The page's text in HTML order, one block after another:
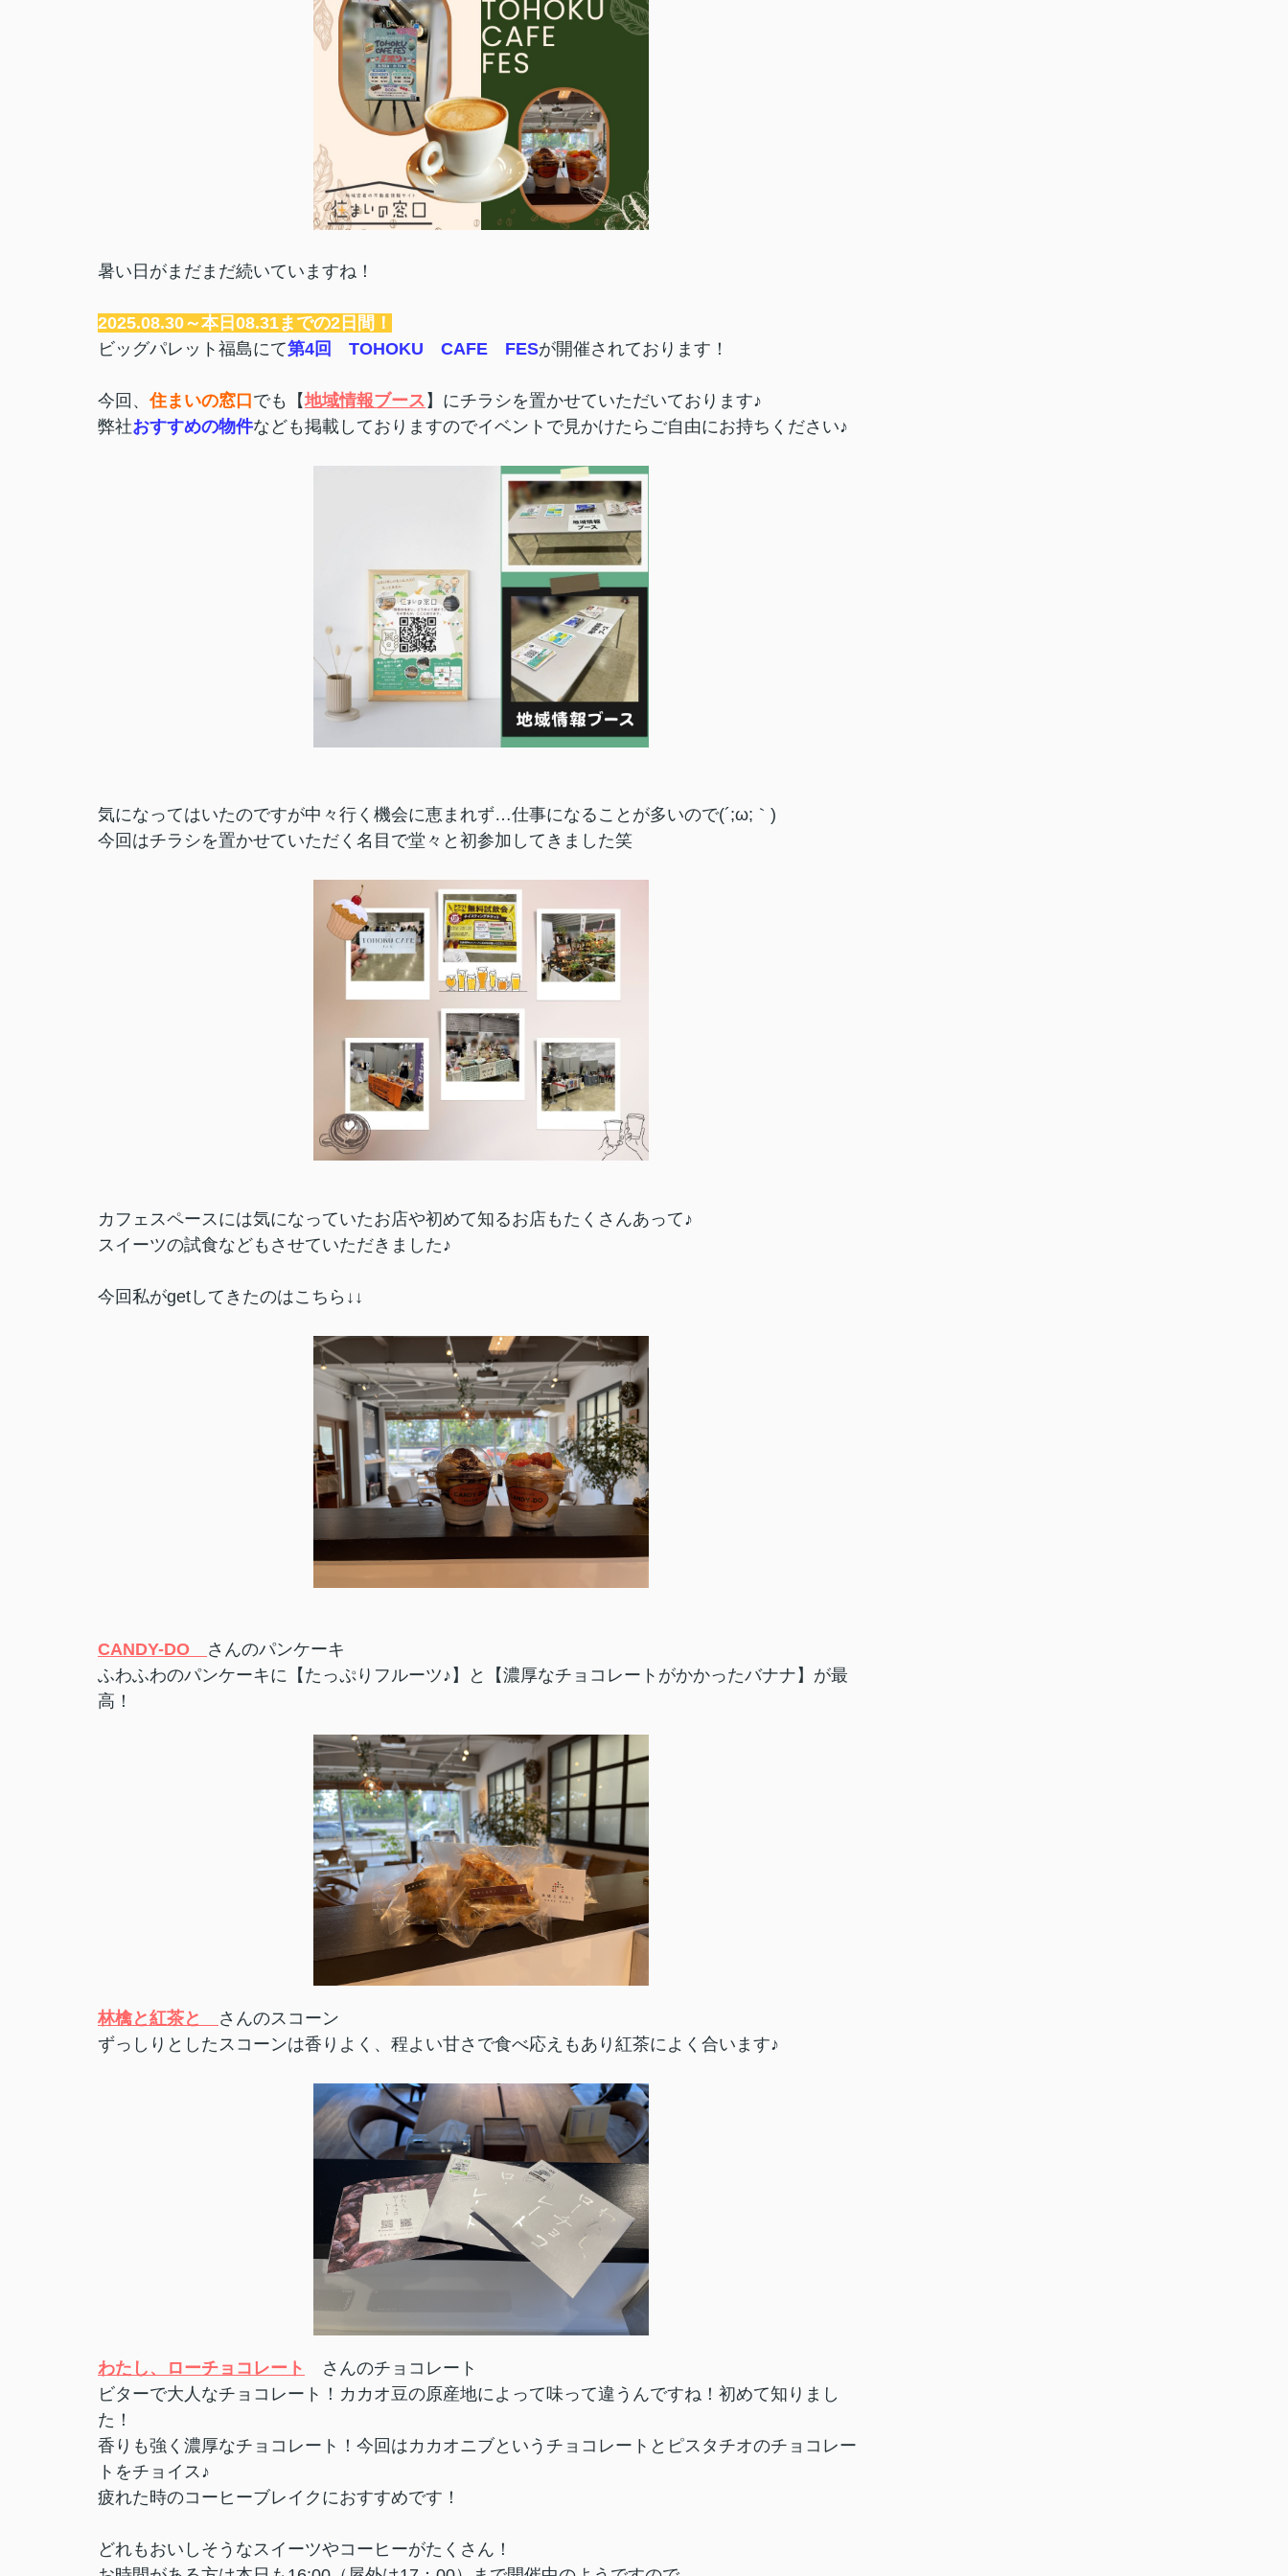
暑い日がまだまだ続いていますね！
2025.08.30～本日08.31までの2日間！
ビッグパレット福島にて第4回 TOHOKU CAFE FESが開催されております！
今回、住まいの窓口 でも【地域情報ブース 】にチラシを置かせていただいております♪
弊社おすすめの物件なども掲載しておりますのでイベントで見かけたらご自由にお持ちください♪
気になってはいたのですが中々行く機会に恵まれず…仕事になることが多いので(´;ω;｀)
今回はチラシを置かせていただく名目で堂々と初参加してきました笑
カフェスペースには気になっていたお店や初めて知るお店もたくさんあって♪
スイーツの試食などもさせていただきました♪
今回私がgetしてきたのはこちら↓↓
CANDY-DO さんのパンケーキ
ふわふわのパンケーキに【たっぷりフルーツ♪】と【濃厚なチョコレートがかかったバナナ】が最
高！
林檎と紅茶と さんのスコーン
ずっしりとしたスコーンは香りよく、程よい甘さで食べ応えもあり紅茶によく合います♪
わたし、ローチョコレート
さんのチョコレート
ビターで大人なチョコレート！カカオ豆の原産地によって味って違うんですね！初めて知りまし
た！
香りも強く濃厚なチョコレート！今回はカカオニブというチョコレートとピスタチオのチョコレー
トをチョイス♪
疲れた時のコーヒーブレイクにおすすめです！
どれもおいしそうなスイーツやコーヒーがたくさん！